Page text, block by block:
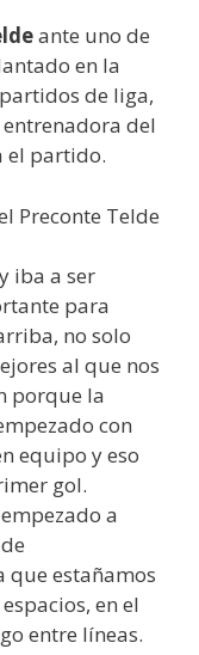
ante uno de
en la
de liga,
entrenadora del
el partido.
Preconte Telde
iba a ser
para
no solo
al que nos
porque la
con
equipo y eso
gol.
a
que estañamos
en el
entre líneas.